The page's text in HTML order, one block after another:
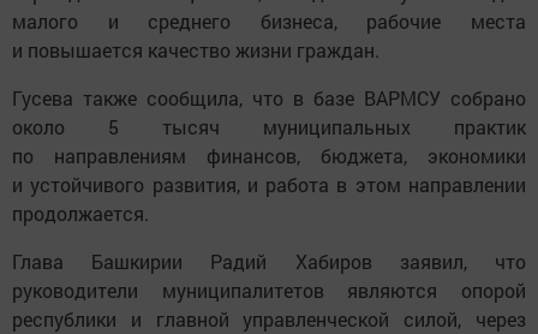
малого и среднего бизнеса, рабочие места
и повышается качество жизни граждан.
Гусева также сообщила, что в базе ВАРМСУ собрано
около 5 тысяч муниципальных практик
по направлениям финансов, бюджета, экономики
и устойчивого развития, и работа в этом направлении
продолжается.
Глава Башкирии Радий Хабиров заявил, что
руководители муниципалитетов являются опорой
республики и главной управленческой силой, через